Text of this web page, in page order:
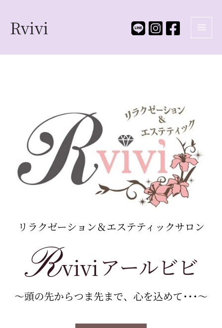
Rvivi
リラクゼーション＆エステティックサロン
Rviviアールビビ
～頭の先からつま先まで、心を込めて･･･～